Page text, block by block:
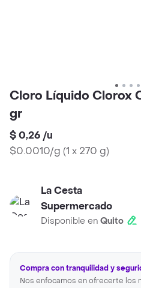
Cloro Líquido Clorox
gr
$ 0,26 /u
$0.0010/g (1 x 270 g)
La Cesta
Supermercado
Disponible en Quito
Compra con tranquilidad y
Nos enfocamos en ofrecerte